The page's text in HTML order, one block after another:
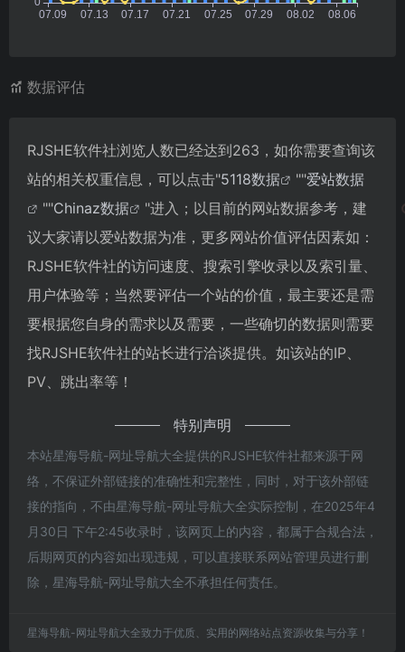
数据评估
RJSHE软件社浏览人数已经达到263，如你需要查询该
站的相关权重信息，可以点击"5118数据 ""爱站数据
""Chinaz数据
"进入；以目前的网站数据参考，建
议大家请以爱站数据为准，更多网站价值评估因素如：
RJSHE软件社的访问速度、搜索引擎收录以及索引量、
用户体验等；当然要评估一个站的价值，最主要还是需
要根据您自身的需求以及需要，一些确切的数据则需要
找RJSHE软件社的站长进行洽谈提供。如该站的IP、
PV、跳出率等！
特别声明
本站星海导航-网址导航大全提供的RJSHE软件社都来源于网
络，不保证外部链接的准确性和完整性，同时，对于该外部链
接的指向，不由星海导航-网址导航大全实际控制，在2025年4
月30日 下午2:45收录时，该网页上的内容，都属于合规合法，
后期网页的内容如出现违规，可以直接联系网站管理员进行删
除，星海导航-网址导航大全不承担任何责任。
星海导航-网址导航大全致力于优质、实用的网络站点资源收集与分享！